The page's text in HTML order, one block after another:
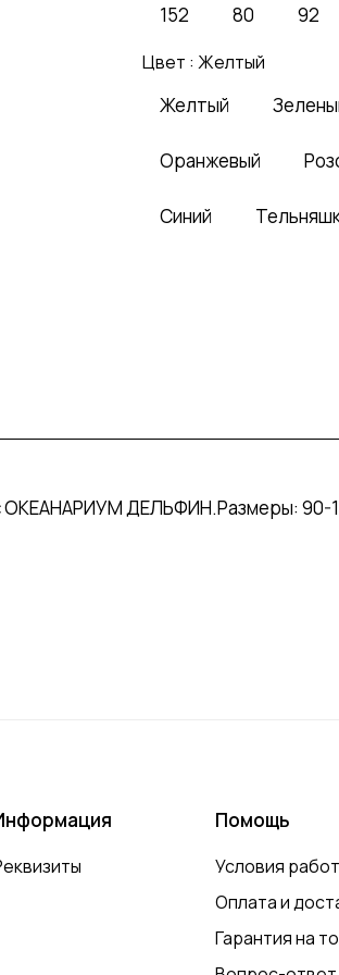
152 80 92
Цвет : Желтый
Желтый
Оранжевый
Синий
ОКЕАНАРИУМ ДЕЛЬФИН.Размеры: 90-
Помощь
Условия
Оплата и
Гарантия на